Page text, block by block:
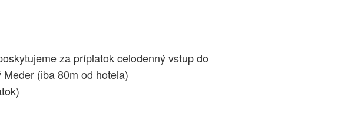
za príplatok celodenný vstup do
(iba 80m od hotela)